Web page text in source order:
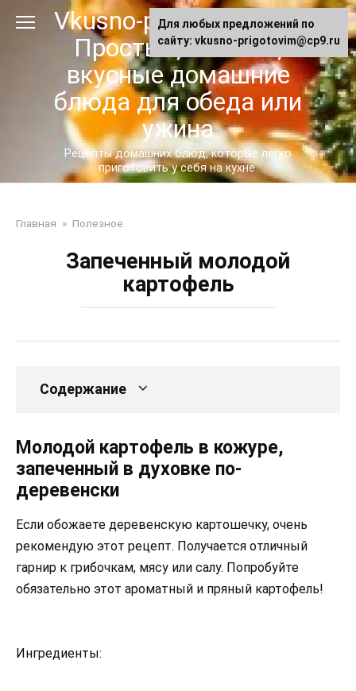
Vkusno-prigotovim.ru -
Простые, сытные,
вкусные домашние
блюда для обеда или
ужина
Рецепты домашних блюд, которые легко
приготовить у себя на кухне.
Главная » Полезное
Запеченный молодой
картофель
Содержание
Молодой картофель в кожуре,
запеченный в духовке по-
деревенски
Если обожаете деревенскую картошечку, очень
рекомендую этот рецепт. Получается отличный
гарнир к грибочкам, мясу или салу. Попробуйте
обязательно этот ароматный и пряный картофель!
Ингредиенты:
Для любых предложений по
сайту: vkusno-prigotovim@cp9.ru